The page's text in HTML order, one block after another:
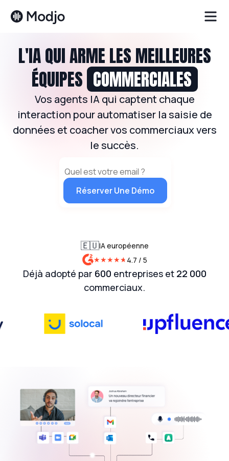
L'IA QUI ARME LES MEILLEURES
ÉQUIPES COMMERCIALES
Vos agents IA qui captent chaque
interaction pour automatiser la saisie de
données et coacher vos commerciaux vers
le succès.
Réserver Une Démo
🇪🇺IA européenne
★★★★★
★ 4.7 / 5
Déjà adopté par 600 entreprises et 22 000
commerciaux.